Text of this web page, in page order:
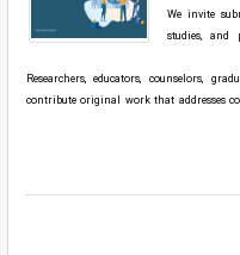
We invite
studies,
Researchers, educators, counselors,
contribute original work that addresses